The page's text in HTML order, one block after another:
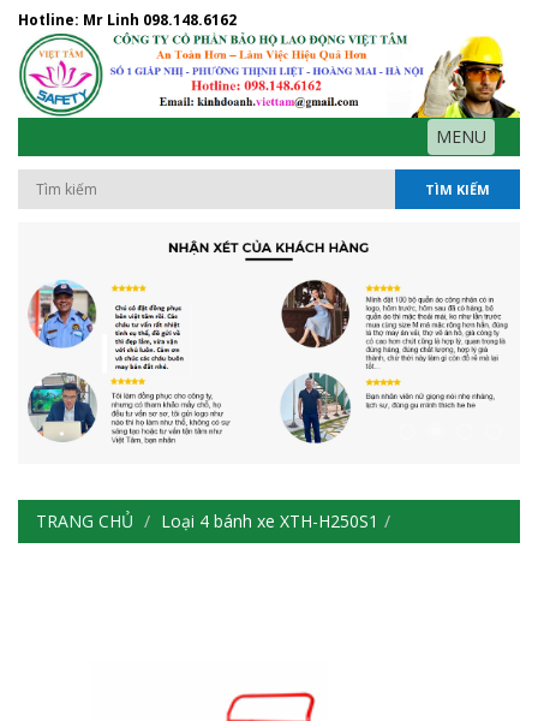
Hotline: Mr Linh 098.148.6162
MENU
TÌM KIẾM
TRANG CHỦ Loại 4 bánh xe XTH-H250S1